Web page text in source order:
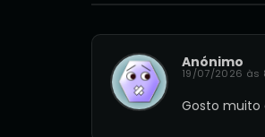
Anónimo
19/07/2026 às
Gosto muito